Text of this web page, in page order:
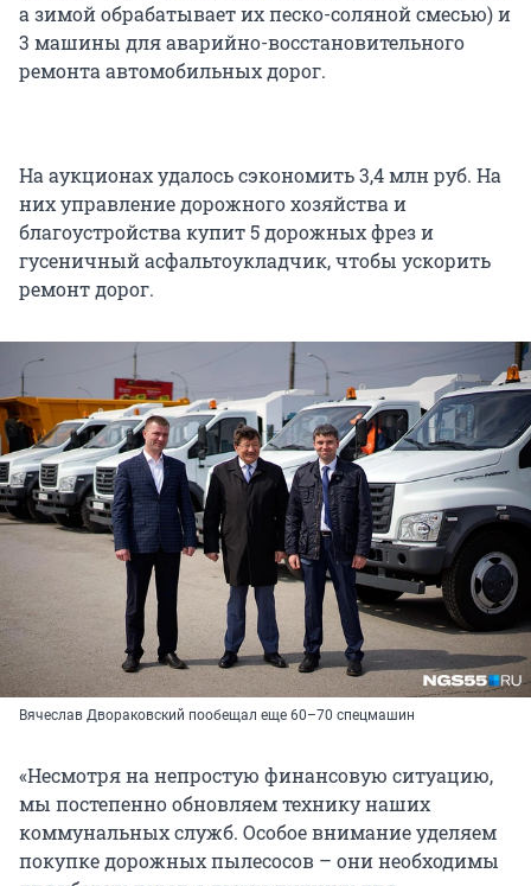
а зимой обрабатывает их песко-соляной смесью) и
3 машины для аварийно-восстановительного
ремонта автомобильных дорог.
На аукционах удалось сэкономить 3,4 млн руб. На
них управление дорожного хозяйства и
благоустройства купит 5 дорожных фрез и
гусеничный асфальтоукладчик, чтобы ускорить
ремонт дорог.
Вячеслав Двораковский пообещал еще 60–70 спецмашин
«Несмотря на непростую финансовую ситуацию,
мы постепенно обновляем технику наших
коммунальных служб. Особое внимание уделяем
покупке дорожных пылесосов – они необходимы